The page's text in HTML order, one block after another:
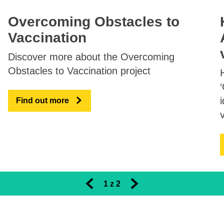
Overcoming Obstacles to
Vaccination
Discover more about the Overcoming
Obstacles to Vaccination project
Find out more
1 z 2